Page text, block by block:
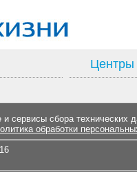
Центры
сервисы сбора технических
обработки